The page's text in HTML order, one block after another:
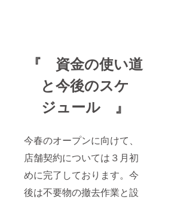
『 資金の使い道
と今後のスケ
ジュール 』
今春のオープンに向けて、
店舗契約については３月初
めに完了しております。今
後は不要物の撤去作業と設